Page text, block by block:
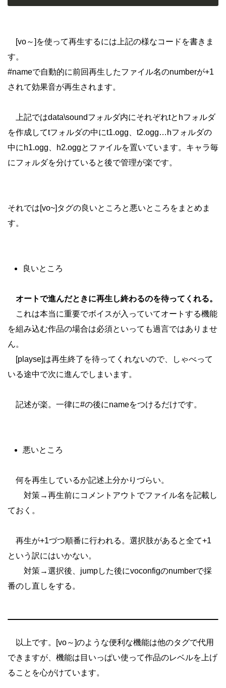
[vo～]を使って再生するには上記の様なコードを書きま
す。
#nameで自動的に前回再生したファイル名のnumberが+1
されて効果音が再生されます。
上記ではdata\soundフォルダ内にそれぞれtとhフォルダ
を作成してtフォルダの中にt1.ogg、t2.ogg…hフォルダの
中にh1.ogg、h2.oggとファイルを置いています。キャラ毎
にフォルダを分けていると後で管理が楽です。
それでは[vo~]タグの良いところと悪いところをまとめま
す。
良いところ
オートで進んだときに再生し終わるのを待ってくれる。
これは本当に重要でボイスが入っていてオートする機能
を組み込む作品の場合は必須といっても過言ではありませ
ん。
[playse]は再生終了を待ってくれないので、しゃべって
いる途中で次に進んでしまいます。
記述が楽。一律に#の後にnameをつけるだけです。
悪いところ
何を再生しているか記述上分かりづらい。
対策→再生前にコメントアウトでファイル名を記載し
ておく。
再生が+1づつ順番に行われる。選択肢があると全て+1
という訳にはいかない。
対策→選択後、jumpした後にvoconfigのnumberで採
番のし直しをする。
以上です。[vo～]のような便利な機能は他のタグで代用
できますが、機能は目いっぱい使って作品のレベルを上げ
ることを心がけています。